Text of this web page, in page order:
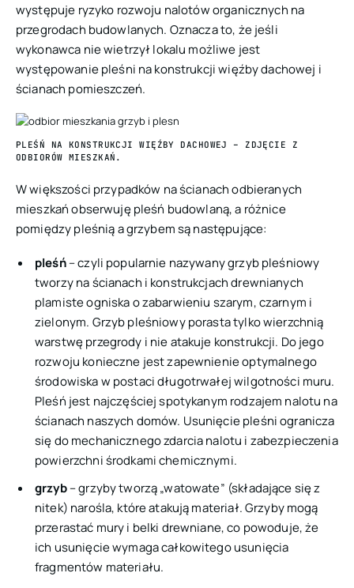
występuje ryzyko rozwoju nalotów organicznych na
przegrodach budowlanych. Oznacza to, że jeśli
wykonawca nie wietrzył lokalu możliwe jest
występowanie pleśni na konstrukcji więźby dachowej i
ścianach pomieszczeń.
PLEŚŃ NA KONSTRUKCJI WIĘŹBY DACHOWEJ
– ZDJĘCIE Z
ODBIORÓW MIESZKAŃ.
W większości przypadków na ścianach odbieranych
mieszkań obserwuję pleśń budowlaną, a różnice
pomiędzy pleśnią a grzybem są następujące:
pleśń– czyli popularnie nazywanygrzyb pleśniowy
tworzy na ścianach i konstrukcjach drewnianych
plamiste ogniska o zabarwieniu szarym, czarnym i
zielonym. Grzyb pleśniowy porasta tylko wierzchnią
warstwę przegrody i nie atakuje konstrukcji. Do jego
rozwoju konieczne jest zapewnienie optymalnego
środowiska w postaci długotrwałej wilgotności muru.
Pleśń jest najczęściej spotykanym rodzajem nalotu na
ścianach naszych domów. Usunięcie pleśni ogranicza
się do mechanicznego zdarcia nalotu i zabezpieczenia
powierzchni środkami chemicznymi.
grzyb– grzyby tworzą „watowate” (składające się z
nitek) narośla, które atakują materiał. Grzyby mogą
przerastać mury i belki drewniane, co powoduje, że
ich usunięcie wymaga całkowitego usunięcia
fragmentów materiału.